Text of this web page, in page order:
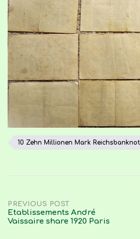
10 Zehn Millionen Mark
Post
PREVIOUS POST
Etablissements André
Vaissaire share 1920 Paris